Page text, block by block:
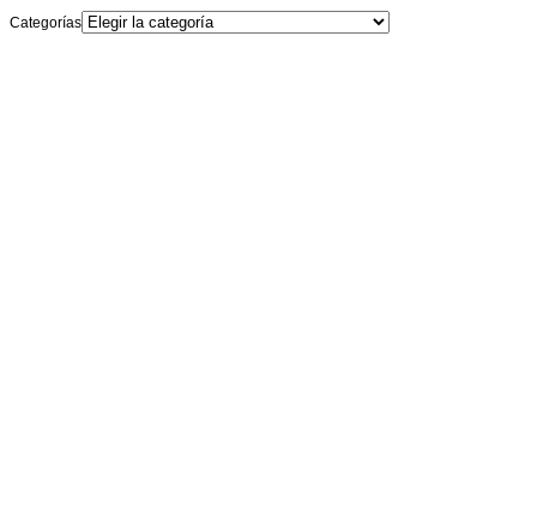
Categorías